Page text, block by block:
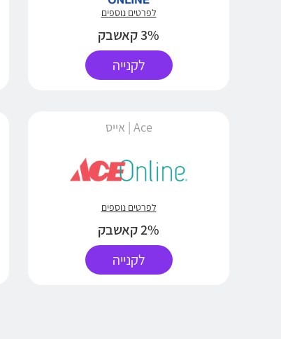
לפרטים נוספים
3% קאשבק
לקנייה
Ace | אייס
לפרטים נוספים
2% קאשבק
לקנייה